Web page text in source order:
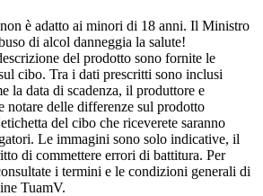
è adatto ai minori di 18 anni. Il Ministro
di alcol danneggia la salute!
del prodotto sono fornite le
cibo. Tra i dati prescritti sono inclusi
la data di scadenza, il produttore e
notare delle differenze sul prodotto
del cibo che riceverete saranno
Le immagini sono solo indicative, il
di commettere errori di battitura. Per
i termini e le condizioni generali di
TuamV.